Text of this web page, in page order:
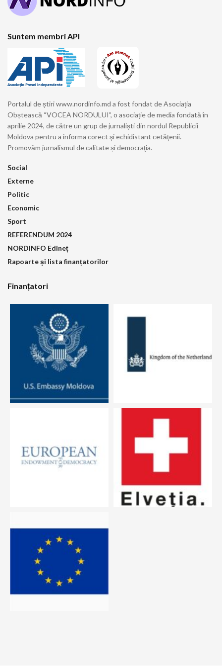
Suntem membri API
Portalul de știri www.nordinfo.md a fost fondat de Asociația
Obștească “VOCEA NORDULUI”, o asociație de media fondată în
aprilie 2024, de către un grup de jurnaliști din nordul Republicii
Moldova pentru a informa corect şi echidistant cetăţenii.
Promovăm jurnalismul de calitate și democraţia.
Social
Externe
Politic
Economic
Sport
REFERENDUM 2024
NORDINFO Edineț
Rapoarte și lista finanțatorilor
Finanțatori